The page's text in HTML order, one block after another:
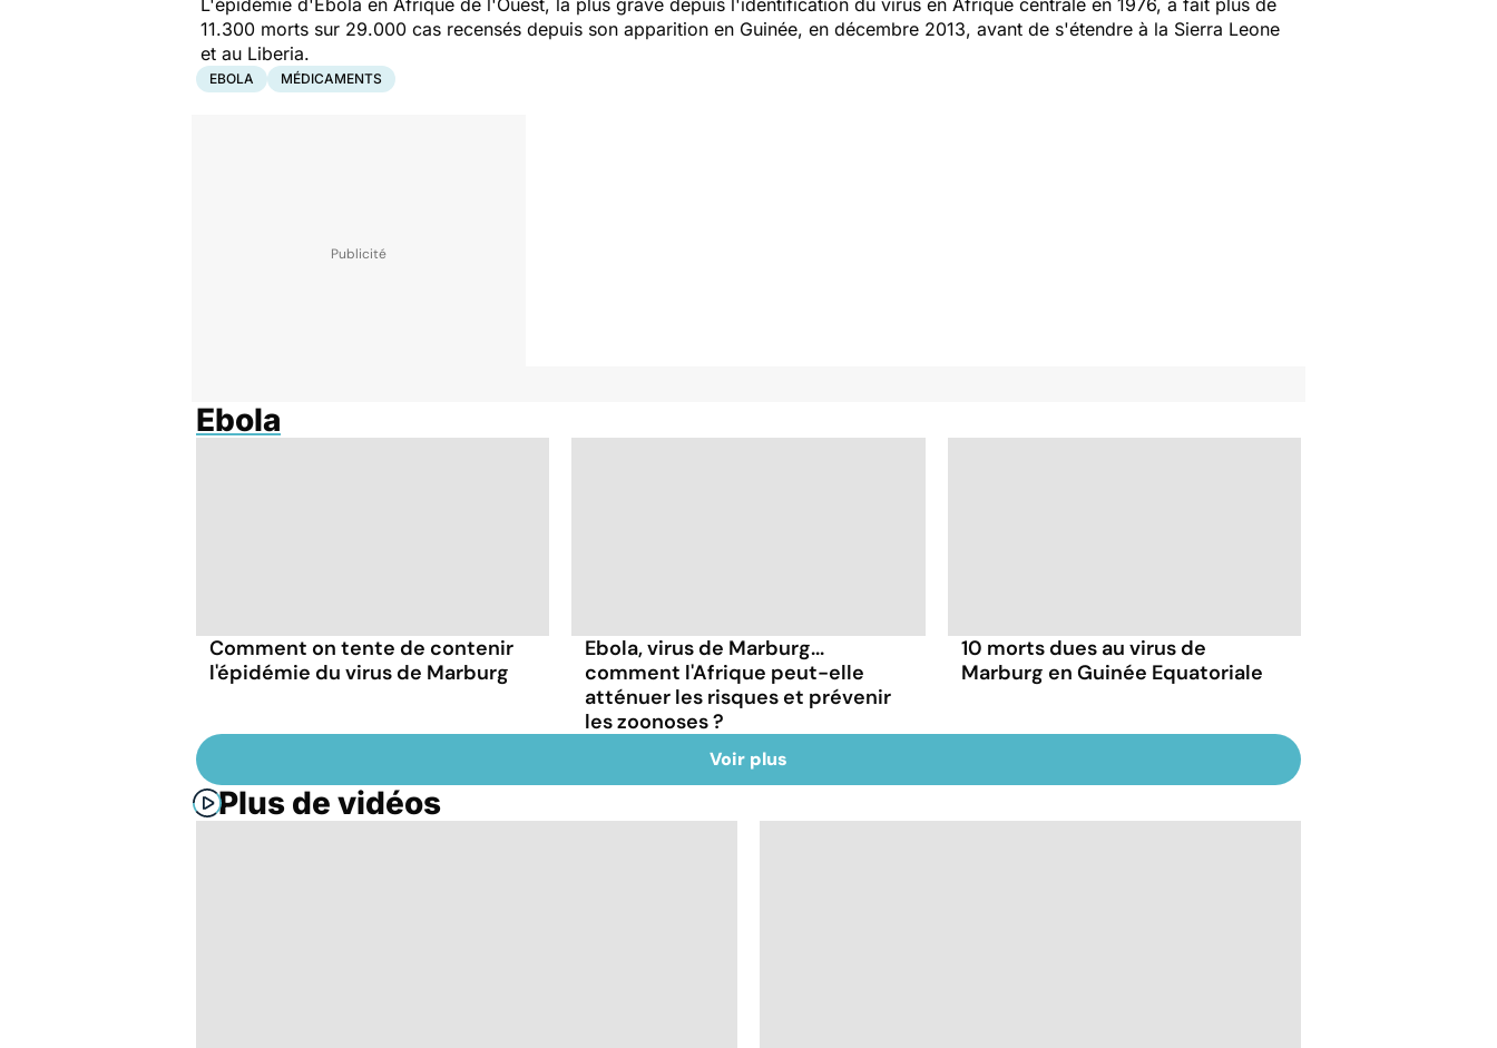
L'épidémie d'Ebola en Afrique de l'Ouest, la plus grave depuis l'identification du virus en Afrique centrale en 1976, a fait plus de
11.300 morts sur 29.000 cas recensés depuis son apparition en Guinée, en décembre 2013, avant de s'étendre à la Sierra Leone
et au Liberia.
EBOLA MÉDICAMENTS
Ebola
Comment on tente de contenir
l'épidémie du virus de Marburg
Ebola, virus de Marburg...
comment l'Afrique peut-elle
atténuer les risques et prévenir
les zoonoses ?
10 morts dues au virus de
Marburg en Guinée Equatoriale
Voir plus
Plus de vidéos